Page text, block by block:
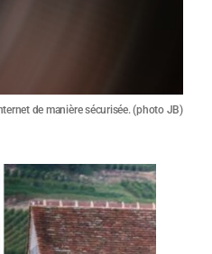
de manière sécurisée. (photo JB)